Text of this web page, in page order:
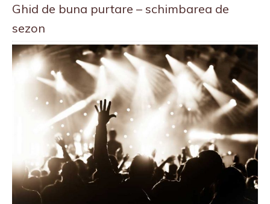
Ghid de buna purtare – schimbarea de
sezon